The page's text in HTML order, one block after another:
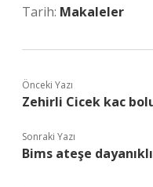
Tarih: Makaleler
Önceki Yazı
Zehirli Cicek kac
Sonraki Yazı
Bims ateşe